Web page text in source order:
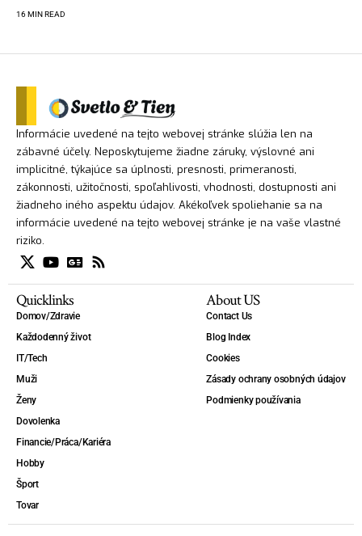
16 MIN READ
Informácie uvedené na tejto webovej stránke slúžia len na
zábavné účely. Neposkytujeme žiadne záruky, výslovné ani
implicitné, týkajúce sa úplnosti, presnosti, primeranosti,
zákonnosti, užitočnosti, spoľahlivosti, vhodnosti, dostupnosti ani
žiadneho iného aspektu údajov. Akékoľvek spoliehanie sa na
informácie uvedené na tejto webovej stránke je na vaše vlastné
riziko.
Quicklinks
Domov/Zdravie
Každodenný život
IT/Tech
Muži
Ženy
Dovolenka
Financie/Práca/Kariéra
Hobby
Šport
Tovar
About US
Contact Us
Blog Index
Cookies
Zásady ochrany osobných údajov
Podmienky používania